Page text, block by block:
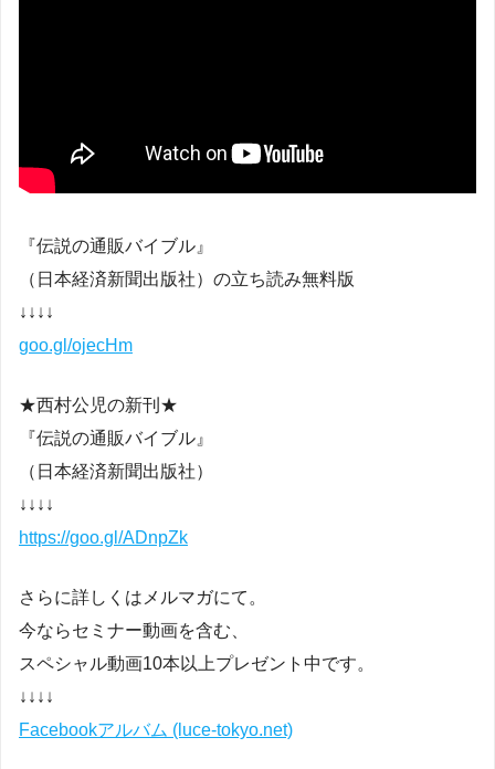
『伝説の通販バイブル』
（日本経済新聞出版社）の立ち読み無料版
↓↓↓↓
goo.gl/ojecHm
★西村公児の新刊★
『伝説の通販バイブル』
（日本経済新聞出版社）
↓↓↓↓
https://goo.gl/ADnpZk
さらに詳しくはメルマガにて。
今ならセミナー動画を含む、
スペシャル動画10本以上プレゼント中です。
↓↓↓↓
Facebookアルバム (luce-tokyo.net)